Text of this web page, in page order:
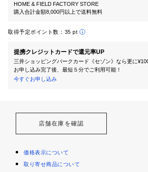
HOME & FIELD FACTORY STORE
購入合計金額8,000円以上で送料無料
取得予定ポイント数： 35 pt
提携クレジットカードで還元率UP
三井ショッピングパークカード《セゾン》なら更に
お申し込み完了後、最短５分でご利用可能！
今すぐお申し込み
店舗在庫を確認
価格表示について
取り寄せ商品について